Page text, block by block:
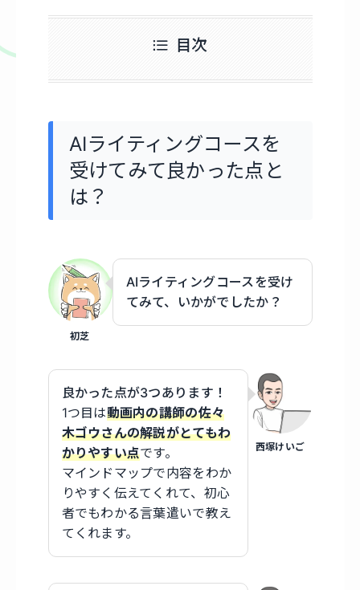
目次
AIライティングコースを
受けてみて良かった点と
は？
初芝
AIライティングコースを受け
てみて、いかがでしたか？
西塚けいご
良かった点が3つあります！
1つ目は動画内の講師の佐々
木ゴウさんの解説がとてもわ
かりやすい点です。
マインドマップで内容をわか
りやすく伝えてくれて、初心
者でもわかる言葉遣いで教え
てくれます。